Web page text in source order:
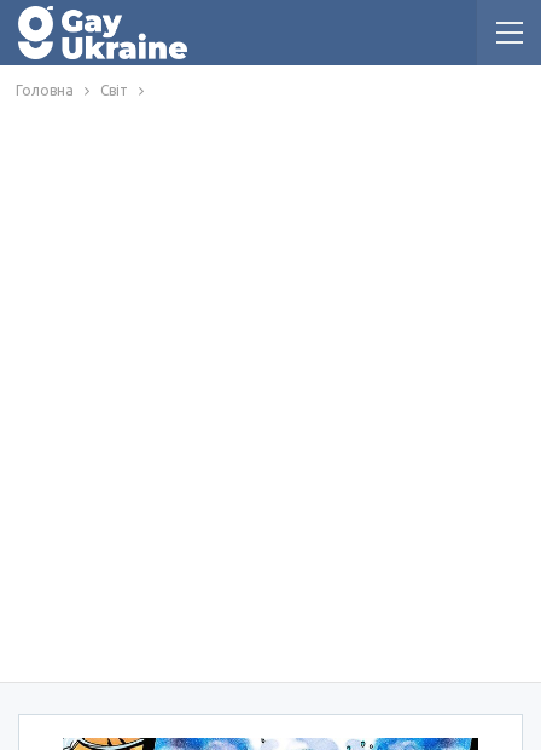
Головна Світ